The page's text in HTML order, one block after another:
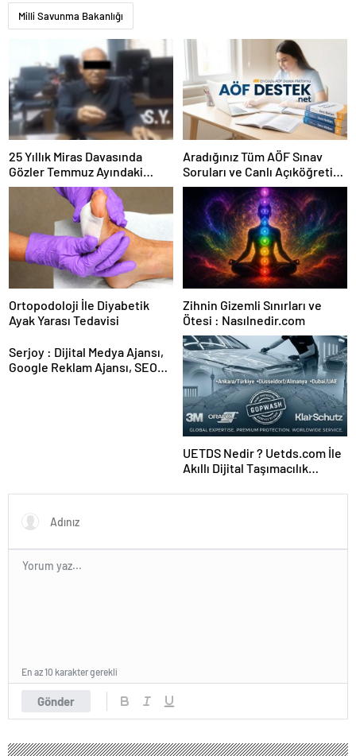
Milli Savunma Bakanlığı
25 Yıllık Miras Davasında
Gözler Temmuz Ayındaki
Karar Duruşmasına Çevrildi
Aradığınız Tüm AÖF Sınav
Soruları ve Canlı Açıköğretim
Forumu Burada
Ortopodoloji İle Diyabetik
Ayak Yarası Tedavisi
Zihnin Gizemli Sınırları ve
Ötesi : Nasılnedir.com
Serjoy : Dijital Medya Ajansı,
Google Reklam Ajansı, SEO
UETDS Nedir ? Uetds.com İle
Akıllı Dijital Taşımacılık
Gönder
En az 10 karakter gerekli